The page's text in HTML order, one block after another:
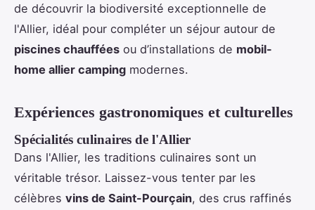
de découvrir la biodiversité exceptionnelle de
l'Allier, idéal pour compléter un séjour autour de
piscines chauffées ou d’installations de mobil-
home allier camping modernes.
Expériences gastronomiques et culturelles
Spécialités culinaires de l'Allier
Dans l'Allier, les traditions culinaires sont un
véritable trésor. Laissez-vous tenter par les
célèbres vins de Saint-Pourçain, des crus raffinés